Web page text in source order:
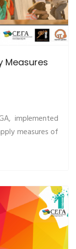
Measures
implemented
measures of